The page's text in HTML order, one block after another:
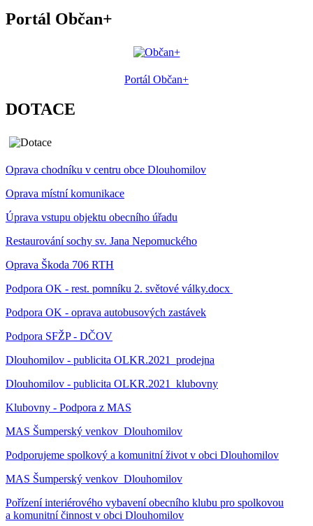
Portál Občan+
Portál Občan+
DOTACE
Oprava chodníku v centru obce Dlouhomilov
Oprava místní komunikace
Úprava vstupu objektu obecního úřadu
Restaurování sochy sv. Jana Nepomuckého
Oprava Škoda 706 RTH
Podpora OK - rest. pomníku 2. světové války.docx
Podpora OK - oprava autobusových zastávek
Podpora SFŽP - DČOV
Dlouhomilov - publicita OLKR.2021_prodejna
Dlouhomilov - publicita OLKR.2021_klubovny
Klubovny - Podpora z MAS
MAS Šumperský venkov_Dlouhomilov
Podporujeme spolkový a komunitní život v obci Dlouhomilov
MAS Šumperský venkov_Dlouhomilov
Pořízení interiérového vybavení obecního klubu pro spolkovou
a komunitní činnost v obci Dlouhomilov